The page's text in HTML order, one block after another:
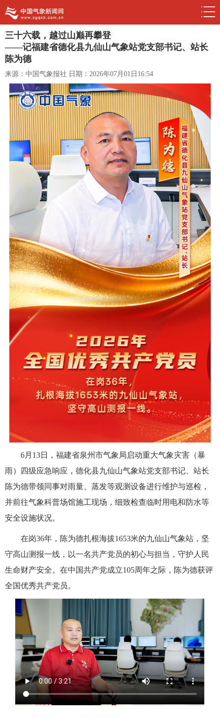
三十六载，越过山巅再攀登
——记福建省德化县九仙山气象站党支部书记、站长
陈为德
来源：中国气象报社 日期：2026年07月01日16:54
6月13日，福建省泉州市气象局启动重大气象灾害（暴
雨）四级应急响应，德化县九仙山气象站党支部书记、站长
陈为德带领同事对雨量、蒸发等观测设备进行维护与巡检，
并前往气象科普场馆施工现场，细致检查临时用电和防水等
安全设施状况。
在岗36年，陈为德扎根海拔1653米的九仙山气象站，坚
守高山测报一线，以一名共产党员的初心与担当，守护人民
生命财产安全。在中国共产党成立105周年之际， 陈为德获评
全国优秀共产党员。